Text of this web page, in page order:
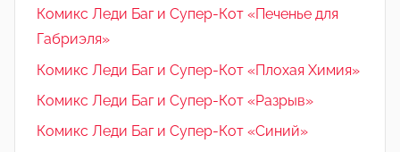
Комикс Леди Баг и Супер-Кот «Печенье для
Габриэля»
Комикс Леди Баг и Супер-Кот «Плохая Химия»
Комикс Леди Баг и Супер-Кот «Разрыв»
Комикс Леди Баг и Супер-Кот «Синий»